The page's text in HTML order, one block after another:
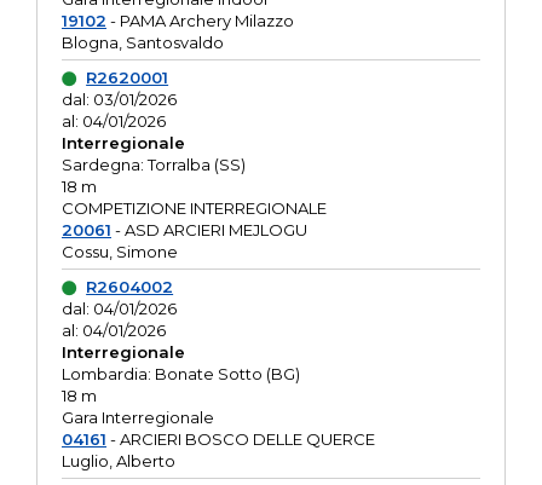
19102 - PAMA Archery Milazzo
Blogna, Santosvaldo
R2620001
dal: 03/01/2026
al: 04/01/2026
Interregionale
Sardegna: Torralba (SS)
18 m
COMPETIZIONE INTERREGIONALE
20061 - ASD ARCIERI MEJLOGU
Cossu, Simone
R2604002
dal: 04/01/2026
al: 04/01/2026
Interregionale
Lombardia: Bonate Sotto (BG)
18 m
Gara Interregionale
04161 - ARCIERI BOSCO DELLE QUERCE
Luglio, Alberto